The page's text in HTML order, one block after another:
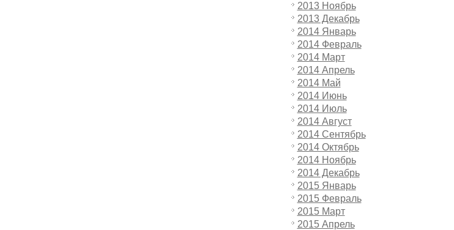
2013 Ноябрь
2013 Декабрь
2014 Январь
2014 Февраль
2014 Март
2014 Апрель
2014 Май
2014 Июнь
2014 Июль
2014 Август
2014 Сентябрь
2014 Октябрь
2014 Ноябрь
2014 Декабрь
2015 Январь
2015 Февраль
2015 Март
2015 Апрель